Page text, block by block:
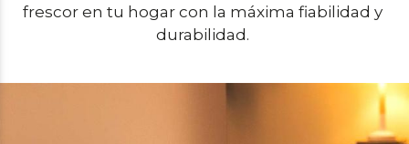
frescor en tu hogar con la máxima fiabilidad y
durabilidad.